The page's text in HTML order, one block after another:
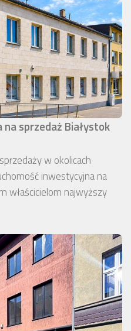
sprzedaż Białystok
w okolicach
inwestycyjna na
właścicielom najwyższy